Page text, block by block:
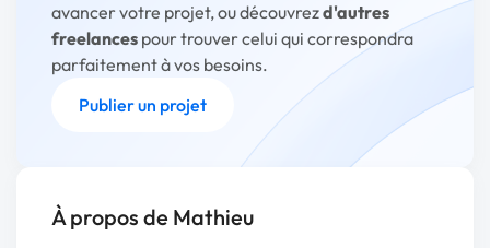
avancer votre projet, ou découvrezd'autres
freelances pour trouver celui qui correspondra
parfaitement à vos besoins.
Publier un projet
À propos de Mathieu